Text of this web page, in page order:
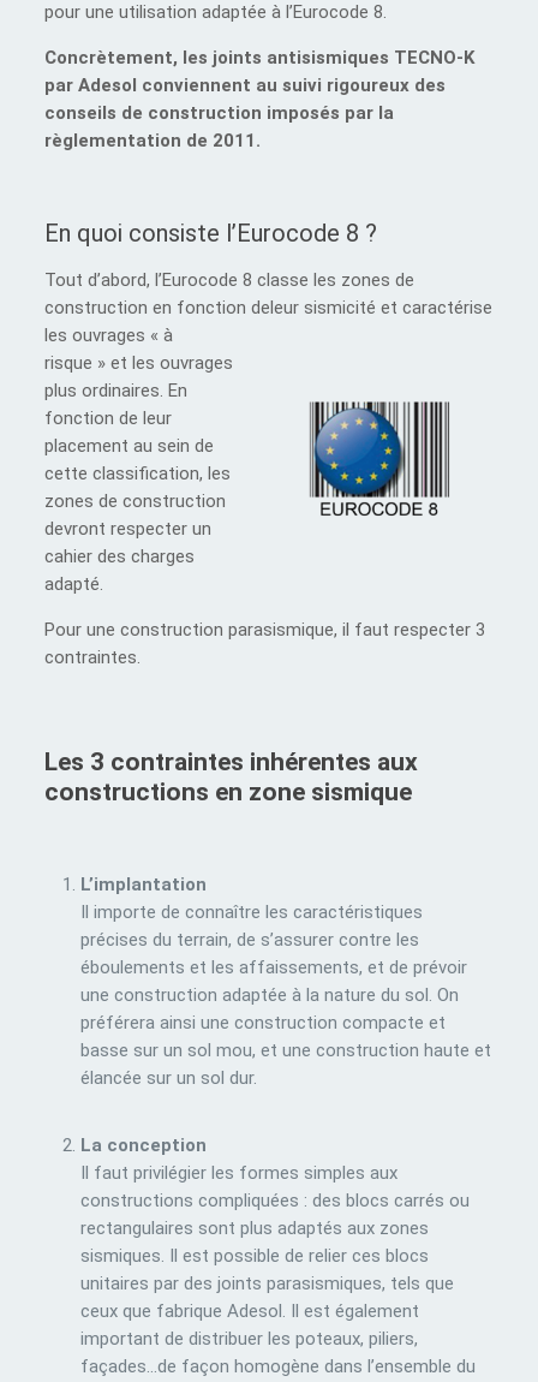
pour une utilisation adaptée à l’Eurocode 8.
Concrètement, les joints antisismiques TECNO-K
par Adesol conviennent au suivi rigoureux des
conseils de construction imposés par la
règlementation de 2011.
En quoi consiste l’Eurocode 8 ?
Tout d’abord, l’Eurocode 8 classe les zones de
construction en fonction deleur sismicité et caractérise
les ouvrages « à
risque » et les ouvrages
plus ordinaires. En
fonction de leur
placement au sein de
cette classification, les
zones de construction
devront respecter un
cahier des charges
adapté.
Pour une construction parasismique, il faut respecter 3
contraintes.
Les 3 contraintes inhérentes aux
constructions en zone sismique
L’implantation
Il importe de connaître les caractéristiques
précises du terrain, de s’assurer contre les
éboulements et les affaissements, et de prévoir
une construction adaptée à la nature du sol. On
préférera ainsi une construction compacte et
basse sur un sol mou, et une construction haute et
élancée sur un sol dur.
La conception
Il faut privilégier les formes simples aux
constructions compliquées : des blocs carrés ou
rectangulaires sont plus adaptés aux zones
sismiques. Il est possible de relier ces blocs
unitaires par des joints parasismiques, tels que
ceux que fabrique Adesol. Il est également
important de distribuer les poteaux, piliers,
façades…de façon homogène dans l’ensemble du